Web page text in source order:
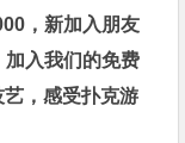
，新加入朋友
加入我们的免费
，感受扑克游